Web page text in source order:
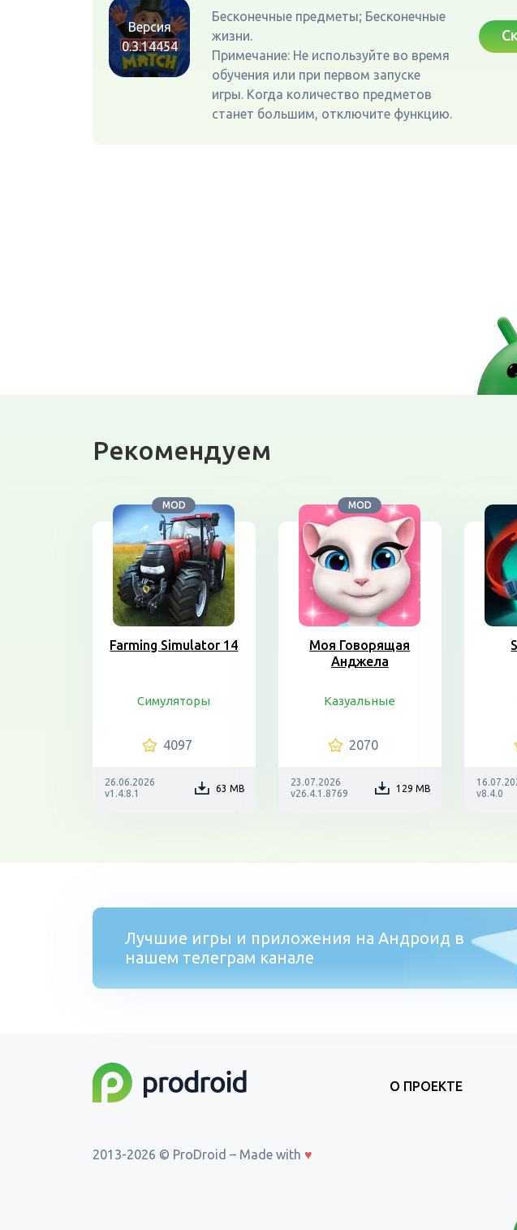
Версия
0.3.14454
Бесконечные предметы; Бесконечные
жизни.
Примечание: Не используйте во время
обучения или при первом запуске
игры. Когда количество предметов
станет большим, отключите функцию.
Рекомендуем
MOD
Farming Simulator 14
Симуляторы
4097
26.06.2026
v1.4.8.1
63 MB
MOD
Моя Говорящая
Анджела
Казуальные
2070
23.07.2026
v26.4.1.8769
129 MB
v8.4.0
Лучшие игры и приложения на Андроид в
нашем телеграм канале
О ПРОЕКТЕ
2013-2026 © ProDroid – Made with ♥